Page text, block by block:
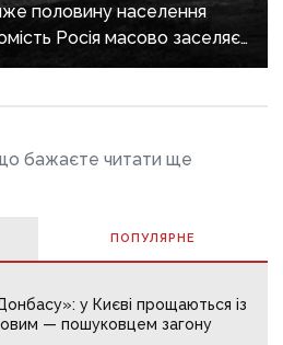
половину населення
Росія масово заселяє
— ГУР
бажаєте читати ще
ПОПУЛЯРНE
у Києві прощаються із
— пошуковцем загону